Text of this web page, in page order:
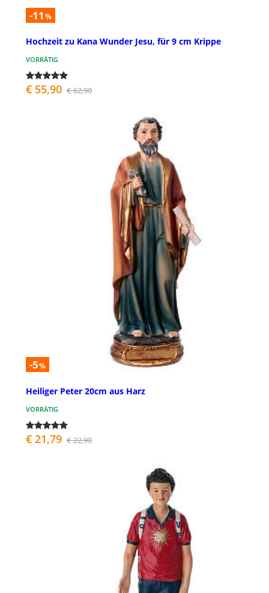
-11 %
Hochzeit zu Kana Wunder Jesu, für 9 cm Krippe
VORRÄTIG
€ 55,90 € 62,90
-5%
Heiliger Peter 20cm aus Harz
VORRÄTIG
€ 21,79 € 22,90